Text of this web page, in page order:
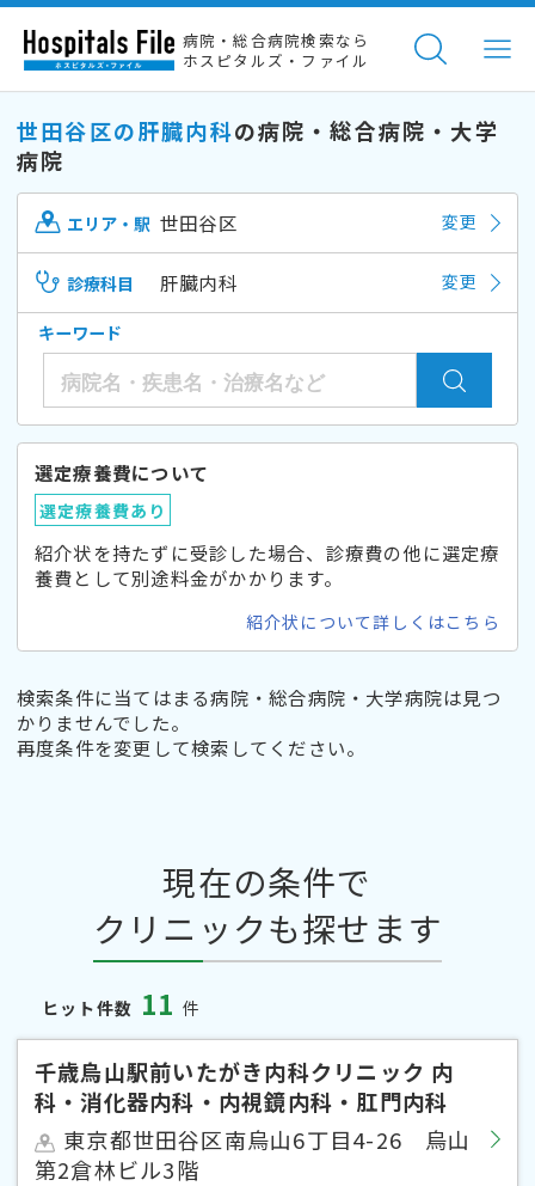
病院・総合病院検索なら
ホスピタルズ・ファイル
世田谷区の肝臓内科の病院・総合病院・大学
病院
エリア・駅 世田谷区 変更
診療科目 肝臓内科 変更
キーワード
選定療養費について
選定療養費あり
紹介状を持たずに受診した場合、診療費の他に選定療
養費として別途料金がかかります。
紹介状について詳しくはこちら
検索条件に当てはまる病院・総合病院・大学病院は見つ
かりませんでした。
再度条件を変更して検索してください。
現在の条件で
クリニックも探せます
ヒット件数 11 件
千歳烏山駅前いたがき内科クリニック 内
科・消化器内科・内視鏡内科・肛門内科
東京都世田谷区南烏山6丁目4-26 烏山
第2倉林ビル3階